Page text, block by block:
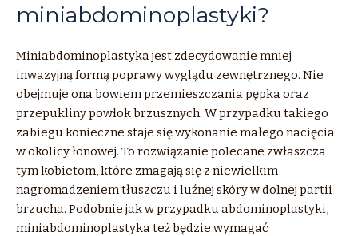
miniabdominoplastyki?
Miniabdominoplastyka jest zdecydowanie mniej
inwazyjną formą poprawy wyglądu zewnętrznego. Nie
obejmuje ona bowiem przemieszczania pępka oraz
przepukliny powłok brzusznych. W przypadku takiego
zabiegu konieczne staje się wykonanie małego nacięcia
w okolicy łonowej. To rozwiązanie polecane zwłaszcza
tym kobietom, które zmagają się z niewielkim
nagromadzeniem tłuszczu i luźnej skóry w dolnej partii
brzucha. Podobnie jak w przypadku abdominoplastyki,
miniabdominoplastyka też będzie wymagać